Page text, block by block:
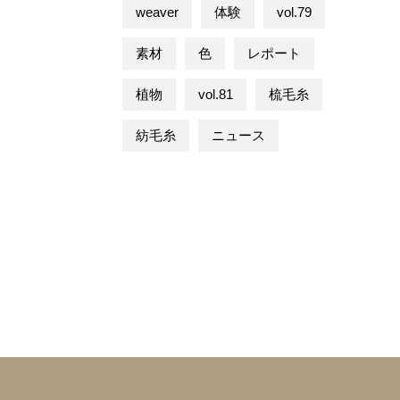
weaver 体験 vol.79
素材 色 レポート
植物 vol.81 梳毛糸
紡毛糸 ニュース